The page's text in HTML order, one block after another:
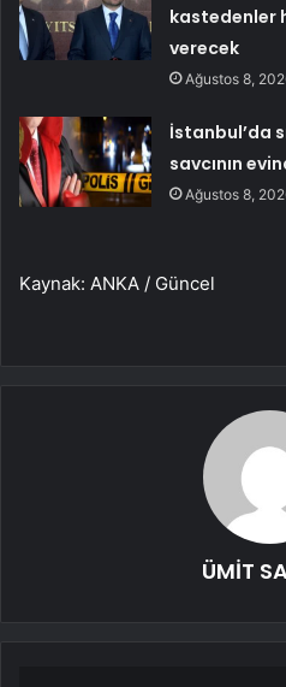
kastedenler
verecek
Ağustos 8,
İstanbul’da
savcının
Ağustos 8,
Kaynak: ANKA / Güncel
ÜMİT